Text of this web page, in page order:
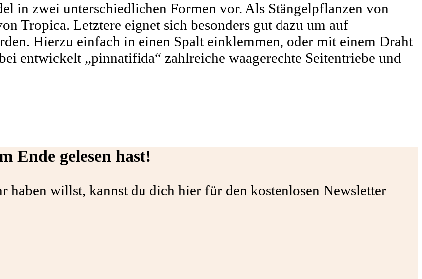
in zwei unterschiedlichen Formen vor. Als Stängelpflanzen von
Tropica. Letztere eignet sich besonders gut dazu um auf
Hierzu einfach in einen Spalt einklemmen, oder mit einem Draht
entwickelt „pinnatifida“ zahlreiche waagerechte Seitentriebe und
Ende gelesen hast!
haben willst, kannst du dich hier für den kostenlosen Newsletter